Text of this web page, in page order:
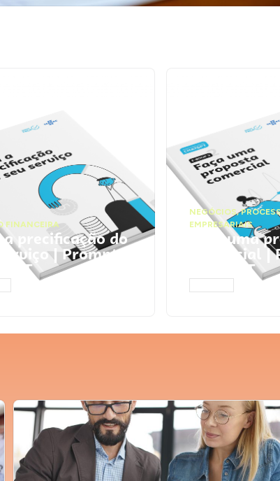
FINANCEIRA
a precificação do
serviço | Prompts
NEGÓCIOS,
EMPRESARIAIS
Faça uma
comercial
ChatGPT